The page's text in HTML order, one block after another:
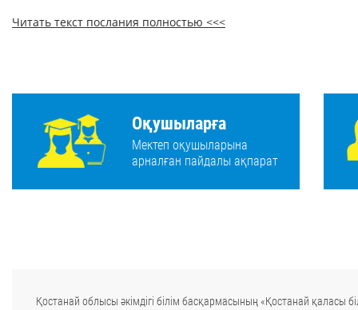
Читать текст послания полностью <<<
Оқушыларға
Мектеп оқушыларына
арналған пайдалы ақпарат
Қостанай облысы әкімдігі білім басқармасының «Қостанай қаласы